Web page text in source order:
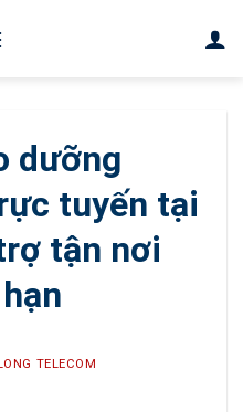
dưỡng
tuyến tại
tận nơi
TELECOM